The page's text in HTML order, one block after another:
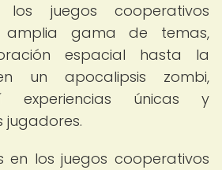
juegos cooperativos
amplia gama de temas,
espacial hasta la
un apocalipsis zombi,
experiencias únicas y
jugadores.
en los juegos cooperativos